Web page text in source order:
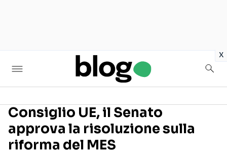
x
Seguici sui social
Consiglio UE, il Senato
approva la risoluzione sulla
riforma del MES